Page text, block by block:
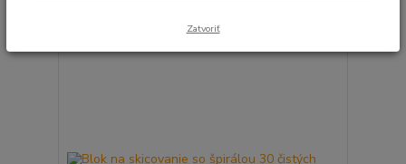
Zatvoriť